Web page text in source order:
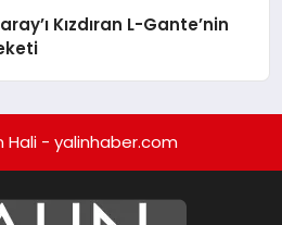
Kızdıran L-Gante’nin
Hali - yalinhaber.com